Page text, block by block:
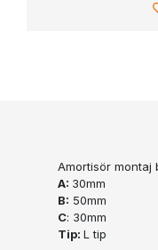
Amortisör montaj
A: 30mm
B: 50mm
C: 30mm
Tip: L tip